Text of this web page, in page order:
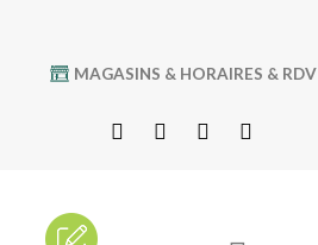
MAGASINS & HORAIRES & RDV